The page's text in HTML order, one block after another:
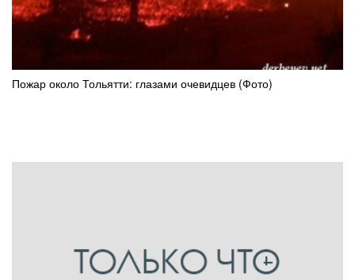
Пожар около Тольятти: глазами очевидцев (Фото)